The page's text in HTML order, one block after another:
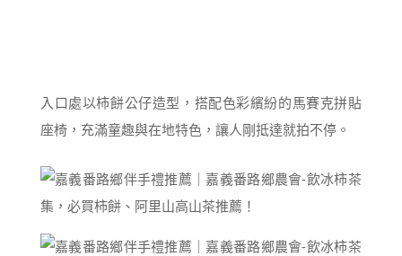
入口處以柿餅公仔造型，搭配色彩繽紛的馬賽克拼貼
座椅，充滿童趣與在地特色，讓人剛抵達就拍不停。